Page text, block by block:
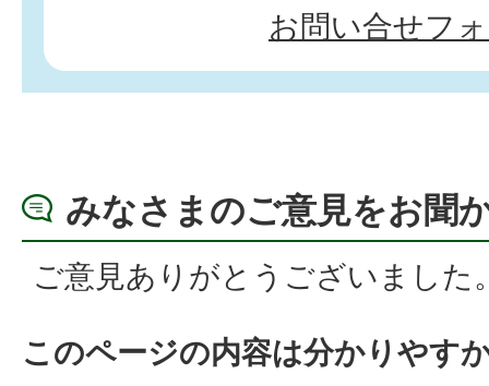
お問い合せフ
みなさまのご意見をお聞
ご意見ありがとうございました
このページの内容は分かりやす